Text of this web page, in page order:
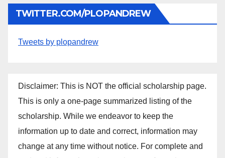
TWITTER.COM/PLOPANDREW
Tweets by plopandrew
Disclaimer: This is NOT the official scholarship page.
This is only a one-page summarized listing of the
scholarship. While we endeavor to keep the
information up to date and correct, information may
change at any time without notice. For complete and